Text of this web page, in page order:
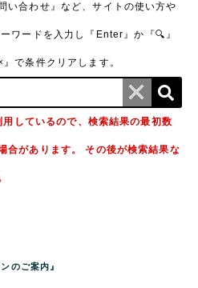
い合わせ』など、サイトの使い方や
ワードを入力し『Enter』か『🔍』
で条件クリアします。
しているので、検索結果の最初数
合があります。 その後が検索結果な
のご案内』